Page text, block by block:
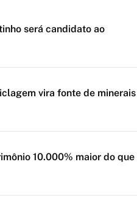
será candidato ao
vira fonte de minerais
10.000% maior do que